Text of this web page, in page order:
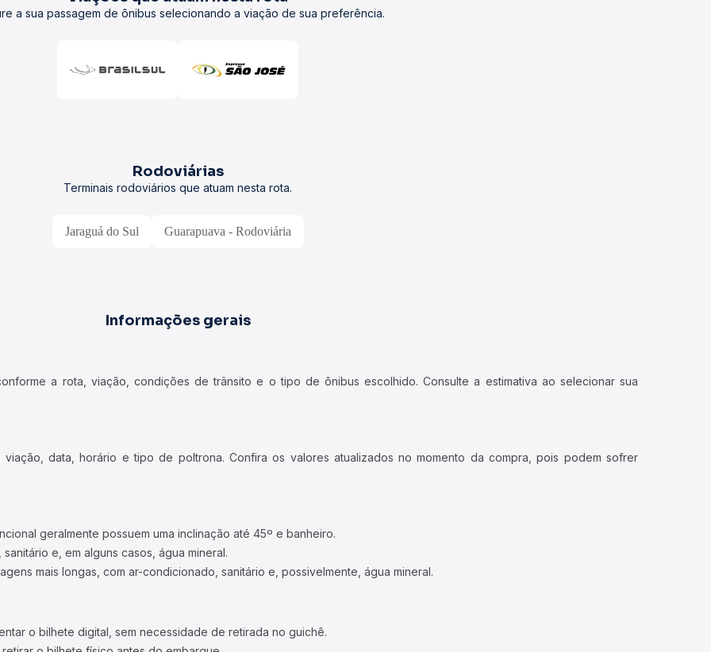
a sua passagem de ônibus selecionando a viação de sua preferência.
Rodoviárias
Terminais rodoviários que atuam nesta rota.
Jaraguá do Sul Guarapuava - Rodoviária
Informações gerais
a rota, viação, condições de trânsito e o tipo de ônibus escolhido. Consulte a estimativa ao selecionar sua
data, horário e tipo de poltrona. Confira os valores atualizados no momento da compra, pois podem sofrer
geralmente possuem uma inclinação até 45º e banheiro.
e, em alguns casos, água mineral.
mais longas, com ar-condicionado, sanitário e, possivelmente, água mineral.
o bilhete digital, sem necessidade de retirada no guichê.